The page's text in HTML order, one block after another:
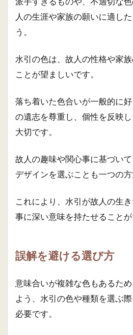
人の生涯や家族の願いに適し
う。
水引の色は、故人の性格や家
ことが望ましいです。
落ち着いた色合いが一般的に
の遺志を尊重し、個性を反映
大切です。
故人の趣味や関心事に基づい
デザインを選ぶことも一つの方
これにより、水引が故人の生
事に深い意味を持たせることが
誤解を避ける選び方
意味合いが複雑な色もあるた
よう、水引の色や種類を選ぶ
必要です。